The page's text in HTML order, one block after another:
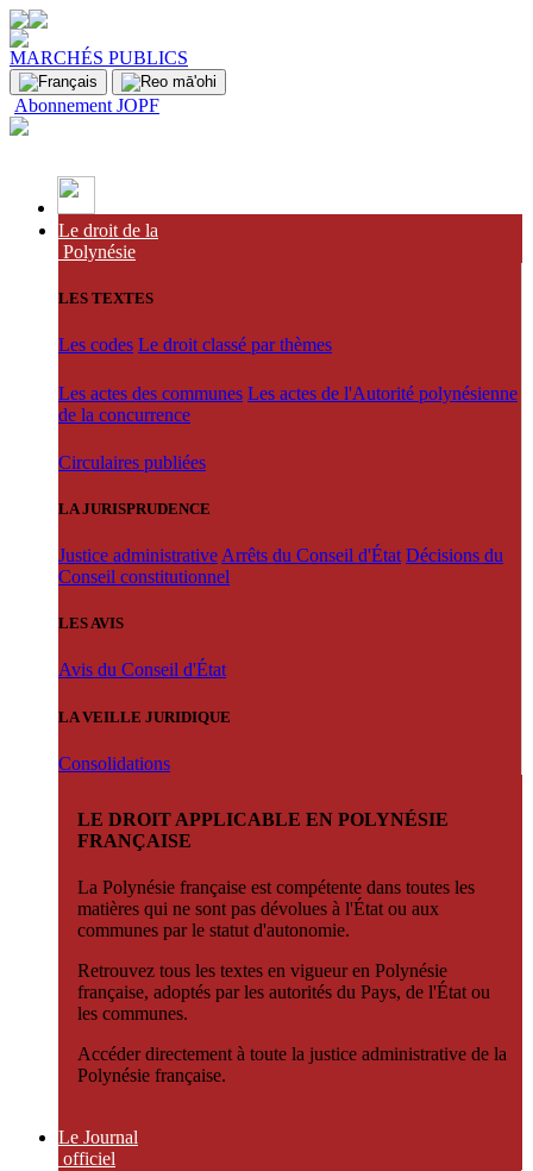
MARCHÉS PUBLICS
Abonnement JOPF
Le droit de la
Polynésie
LES TEXTES
Les codes Le droit classé par thèmes
Les actes des communes Les actes de l'Autorité polynésienne
de la concurrence
Circulaires publiées
LA JURISPRUDENCE
Justice administrative Arrêts du Conseil d'État Décisions du
Conseil constitutionnel
LES AVIS
Avis du Conseil d'État
LA VEILLE JURIDIQUE
Consolidations
LE DROIT APPLICABLE EN POLYNÉSIE
FRANÇAISE
La Polynésie française est compétente dans toutes les
matières qui ne sont pas dévolues à l'État ou aux
communes par le statut d'autonomie.
Retrouvez tous les textes en vigueur en Polynésie
française, adoptés par les autorités du Pays, de l'État ou
les communes.
Accéder directement à toute la justice administrative de la
Polynésie française.
Le Journal
officiel